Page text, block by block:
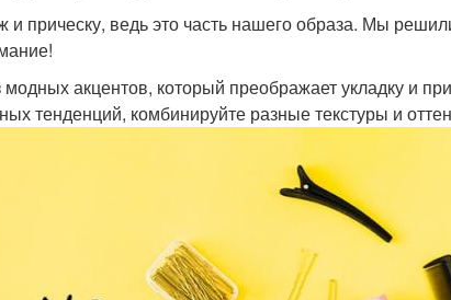
прическу, ведь это часть нашего образа. Мы
акцентов, который преображает укладку и
тенденций, комбинируйте разные текстуры и